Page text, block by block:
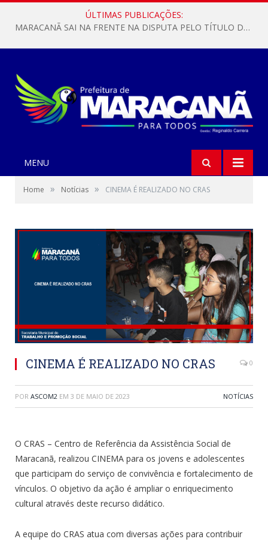
ÚLTIMAS PUBLICAÇÕES:
MARACANÃ SAI NA FRENTE NA DISPUTA PELO TÍTULO DA COPA PARÁ SUB-17!
MENU
Home » Notícias » CINEMA É REALIZADO NO CRAS
CINEMA É REALIZADO NO CRAS 0
POR ASCOM2 EM 3 DE MAIO DE 2023 NOTÍCIAS
O CRAS – Centro de Referência da Assistência Social de
Maracanã, realizou CINEMA para os jovens e adolescentes
que participam do serviço de convivência e fortalecimento de
vínculos. O objetivo da ação é ampliar o enriquecimento
cultural através deste recurso didático.
A equipe do CRAS atua com diversas ações para contribuir